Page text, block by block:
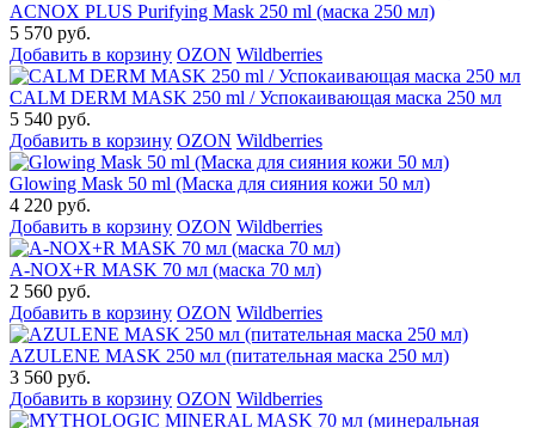
ACNOX PLUS Purifying Mask 250 ml (маска 250 мл)
5 570 руб.
Добавить в корзину OZON Wildberries
CALM DERM MASK 250 ml / Успокаивающая маска 250 мл
5 540 руб.
Добавить в корзину OZON Wildberries
Glowing Mask 50 ml (Маска для сияния кожи 50 мл)
4 220 руб.
Добавить в корзину OZON Wildberries
A-NOX+R MASK 70 мл (маска 70 мл)
2 560 руб.
Добавить в корзину OZON Wildberries
AZULENE MASK 250 мл (питательная маска 250 мл)
3 560 руб.
Добавить в корзину OZON Wildberries